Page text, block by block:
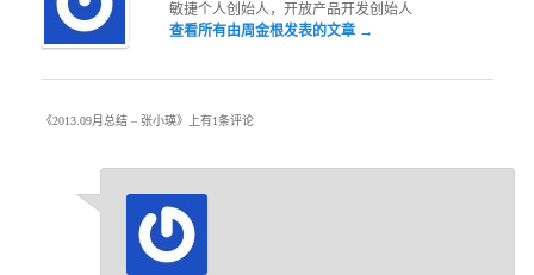
敏捷个人创始人，开放产品开发创始人
查看所有由周金根发表的文章 →
《2013.09月总结 – 张小瑛》上有1条评论